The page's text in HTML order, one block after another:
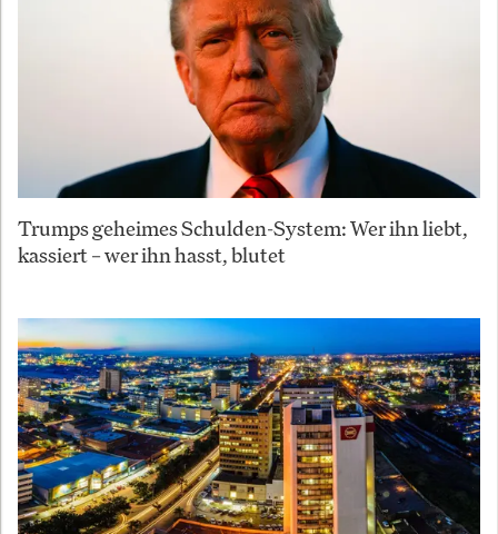
Trumps geheimes Schulden-System: Wer ihn liebt,
kassiert – wer ihn hasst, blutet